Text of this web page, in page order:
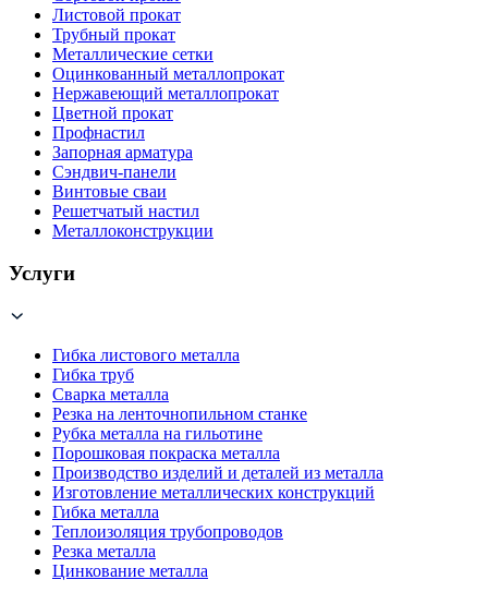
Листовой прокат
Трубный прокат
Металлические сетки
Оцинкованный металлопрокат
Нержавеющий металлопрокат
Цветной прокат
Профнастил
Запорная арматура
Сэндвич-панели
Винтовые сваи
Решетчатый настил
Металлоконструкции
Услуги
Гибка листового металла
Гибка труб
Сварка металла
Резка на ленточнопильном станке
Рубка металла на гильотине
Порошковая покраска металла
Производство изделий и деталей из металла
Изготовление металлических конструкций
Гибка металла
Теплоизоляция трубопроводов
Резка металла
Цинкование металла